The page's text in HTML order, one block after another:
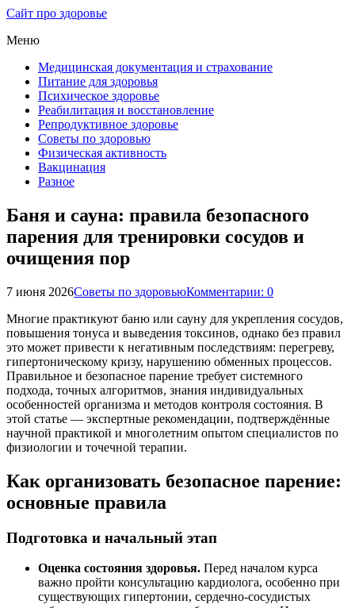
Сайт про здоровье
Меню
Медицинская документация и страхование
Питание для здоровья
Психическое здоровье
Реабилитация и восстановление
Репродуктивное здоровье
Советы по здоровью
Физическая активность
Вакцинация
Разное
Баня и сауна: правила безопасного
парения для тренировки сосудов и
очищения пор
7 июня 2026Советы по здоровьюКомментарии: 0
Многие практикуют баню или сауну для укрепления сосудов,
повышения тонуса и выведения токсинов, однако без правил
это может привести к негативным последствиям: перегреву,
гипертоническому кризу, нарушению обменных процессов.
Правильное и безопасное парение требует системного
подхода, точных алгоритмов, знания индивидуальных
особенностей организма и методов контроля состояния. В
этой статье — экспертные рекомендации, подтверждённые
научной практикой и многолетним опытом специалистов по
физиологии и точечной терапии.
Как организовать безопасное парение:
основные правила
Подготовка и начальный этап
Оценка состояния здоровья. Перед началом курса
важно пройти консультацию кардиолога, особенно при
существующих гипертонии, сердечно-сосудистых